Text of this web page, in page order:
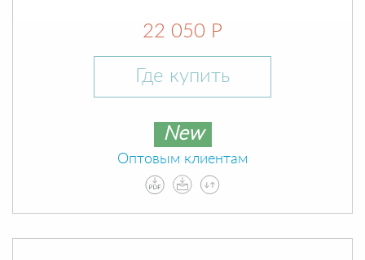
22 050 Р
Где купить
New
Оптовым клиентам